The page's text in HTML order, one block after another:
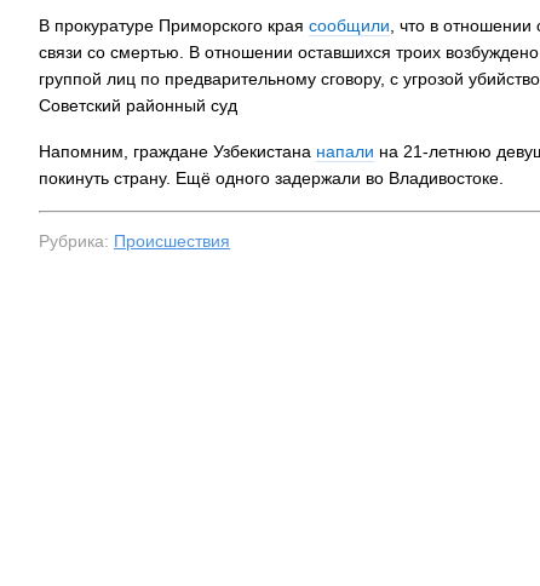
В прокуратуре Приморского края сообщили , что в
связи со смертью. В отношении оставшихся троих
группой лиц по предварительному сговору, с угрозой
Советский районный суд
Напомним, граждане Узбекистана напали на 21-летнюю
покинуть страну. Ещё одного задержали во Владивостоке.
Рубрика: Происшествия